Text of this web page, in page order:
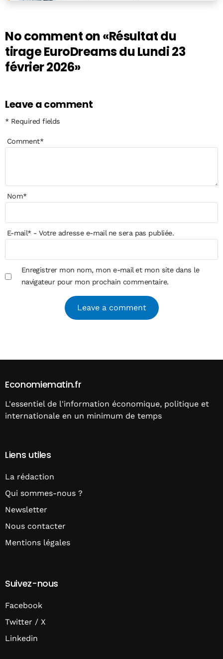
No comment on«Résultat du
tirage EuroDreams du Lundi 23
février 2026»
Leave a comment
* Required fields
Comment*
Nom*
E-mail*- Votre adresse e-mail ne sera pas publiée.
Enregistrer mon nom, mon e-mail et mon site dans le
navigateur pour mon prochain commentaire.
Economiematin.fr
L'essentiel de l'information économique, politique et
internationale en un minimum de temps
Liens utiles
La rédaction
Qui sommes-nous ?
Newsletter
Nous contacter
Mentions légales
Suivez-nous
Facebook
Twitter / X
Linkedin